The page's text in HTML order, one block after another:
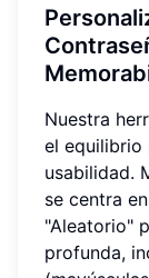
Nuestra
el equilibrio
usabilidad.
se centra
"Aleatorio"
profunda,